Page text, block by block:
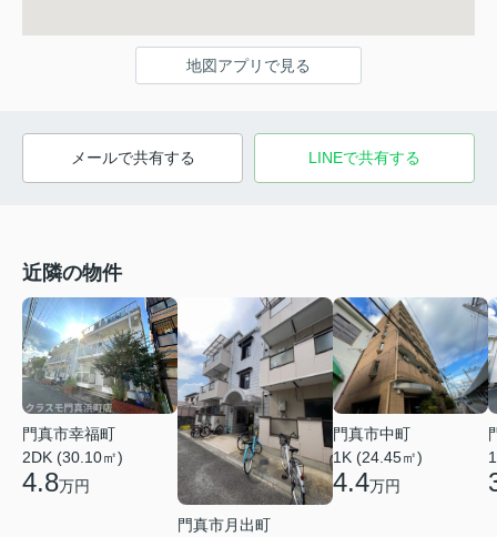
地図アプリで見る
メールで共有する LINEで共有する
近隣の物件
門真市幸福町
2DK (30.10㎡)
4.8万円
門真市月出町
門真市中町
1K (24.45㎡)
4.4万円